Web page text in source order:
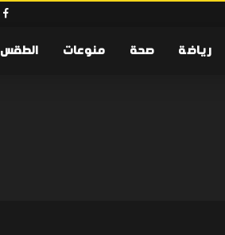
رياضة صحة منوعات الطقس